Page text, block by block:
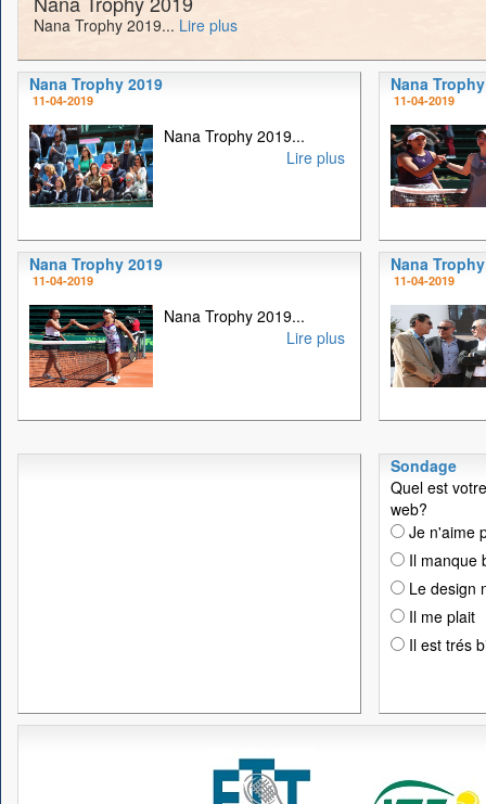
Nana Trophy 2019... Lire plus
Nana Trophy 2019
11-04-2019
Nana Trophy 2019...
Lire plus
Nana
11-04-2019
Nana Trophy 2019
11-04-2019
Nana Trophy 2019...
Lire plus
Nana
11-04-2019
Sondage
Quel est
web?
Je n'aime
Il manque
Le design
Il me plait
Il est trés